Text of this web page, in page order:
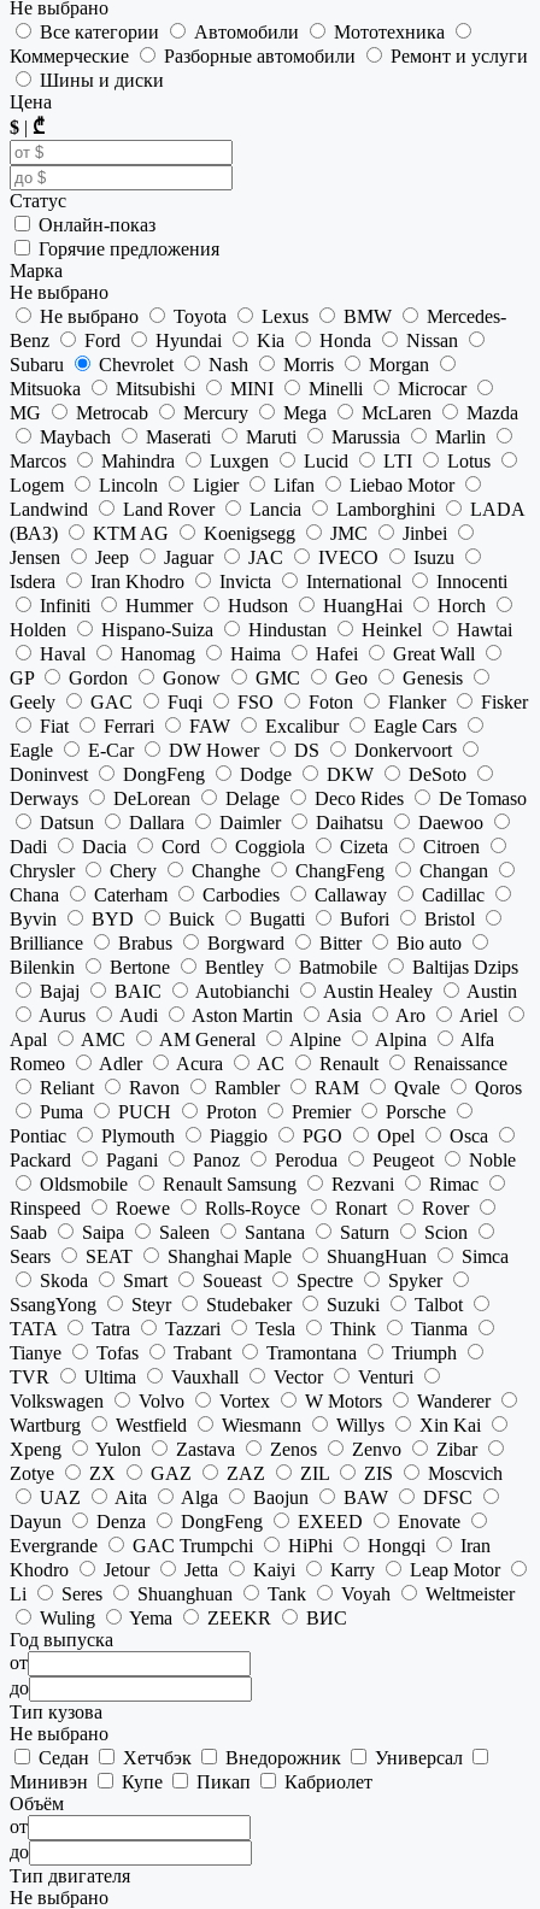
Не выбрано
Все категории
Автомобили
Мототехника
Коммерческие
Разборные автомобили
Ремонт и услуги
Шины и диски
Цена
$ | ₾
Статус
Онлайн-показ
Горячие предложения
Марка
Не выбрано
Не выбрано
Toyota Lexus BMW
Mercedes-
Benz
Ford Hyundai Kia Honda
Nissan
Subaru
Chevrolet Nash Morris
Morgan
Mitsuoka
Mitsubishi MINI Minelli
Microcar
MG
Metrocab Mercury Mega McLaren
Mazda
Maybach
Maserati Maruti Marussia
Marlin
Marcos
Mahindra Luxgen Lucid LTI
Lotus
Logem
Lincoln Ligier Lifan
Liebao Motor
Landwind
Land Rover Lancia Lamborghini
LADA
(ВАЗ)
KTM AG Koenigsegg JMC
Jinbei
Jensen
Jeep Jaguar JAC IVECO
Isuzu
Isdera
Iran Khodro Invicta International
Innocenti
Infiniti
Hummer Hudson HuangHai
Horch
Holden
Hispano-Suiza Hindustan Heinkel
Hawtai
Haval
Hanomag Haima Hafei
Great Wall
GP
Gordon Gonow GMC Geo
Genesis
Geely
GAC Fuqi FSO Foton Flanker
Fisker
Fiat
Ferrari FAW Excalibur
Eagle Cars
Eagle
E-Car DW Hower DS
Donkervoort
Doninvest
DongFeng Dodge DKW
DeSoto
Derways
DeLorean Delage Deco Rides
De Tomaso
Datsun
Dallara Daimler Daihatsu
Daewoo
Dadi
Dacia Cord Coggiola Cizeta
Citroen
Chrysler
Chery Changhe ChangFeng
Changan
Chana
Caterham Carbodies Callaway
Cadillac
Byvin
BYD Buick Bugatti Bufori
Bristol
Brilliance
Brabus Borgward Bitter
Bio auto
Bilenkin
Bertone Bentley Batmobile
Baltijas Dzips
Bajaj
BAIC Autobianchi Austin Healey
Austin
Aurus
Audi Aston Martin Asia Aro
Ariel
Apal
AMC AM General Alpine Alpina
Alfa
Romeo
Adler Acura AC Renault
Renaissance
Reliant
Ravon Rambler RAM Qvale
Qoros
Puma
PUCH Proton Premier
Porsche
Pontiac
Plymouth Piaggio PGO Opel
Osca
Packard
Pagani Panoz Perodua Peugeot
Noble
Oldsmobile
Renault Samsung Rezvani
Rimac
Rinspeed
Roewe Rolls-Royce Ronart
Rover
Saab
Saipa Saleen Santana Saturn
Scion
Sears
SEAT Shanghai Maple ShuangHuan
Simca
Skoda
Smart Soueast Spectre
Spyker
SsangYong
Steyr Studebaker Suzuki
Talbot
TATA
Tatra Tazzari Tesla Think
Tianma
Tianye
Tofas Trabant Tramontana
Triumph
TVR
Ultima Vauxhall Vector
Venturi
Volkswagen
Volvo Vortex W Motors
Wanderer
Wartburg
Westfield Wiesmann Willys
Xin Kai
Xpeng
Yulon Zastava Zenos Zenvo
Zibar
Zotye
ZX GAZ ZAZ ZIL ZIS
Moscvich
UAZ
Aita Alga Baojun BAW
DFSC
Dayun
Denza DongFeng EXEED
Enovate
Evergrande
GAC Trumpchi HiPhi Hongqi
Iran
Khodro
Jetour Jetta Kaiyi Karry
Leap Motor
Li
Seres Shuanghuan Tank Voyah
Weltmeister
Wuling
Yema ZEEKR
ВИС
Год выпуска
от
до
Тип кузова
Не выбрано
Седан
Хетчбэк Внедорожник
Универсал
Минивэн
Купе Пикап
Кабриолет
Объём
от
до
Тип двигателя
Не выбрано